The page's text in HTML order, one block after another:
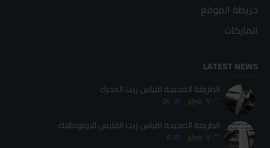
خريطة الموقع
الماركات
LATEST NEWS
الطريقة الصحيحة لقياس زيت المحرك
٠٧ فبراير 24
الطريقة الصحيحة لقياس زيت الفتيس الاوتوماتيك
٠٧ فبراير 6